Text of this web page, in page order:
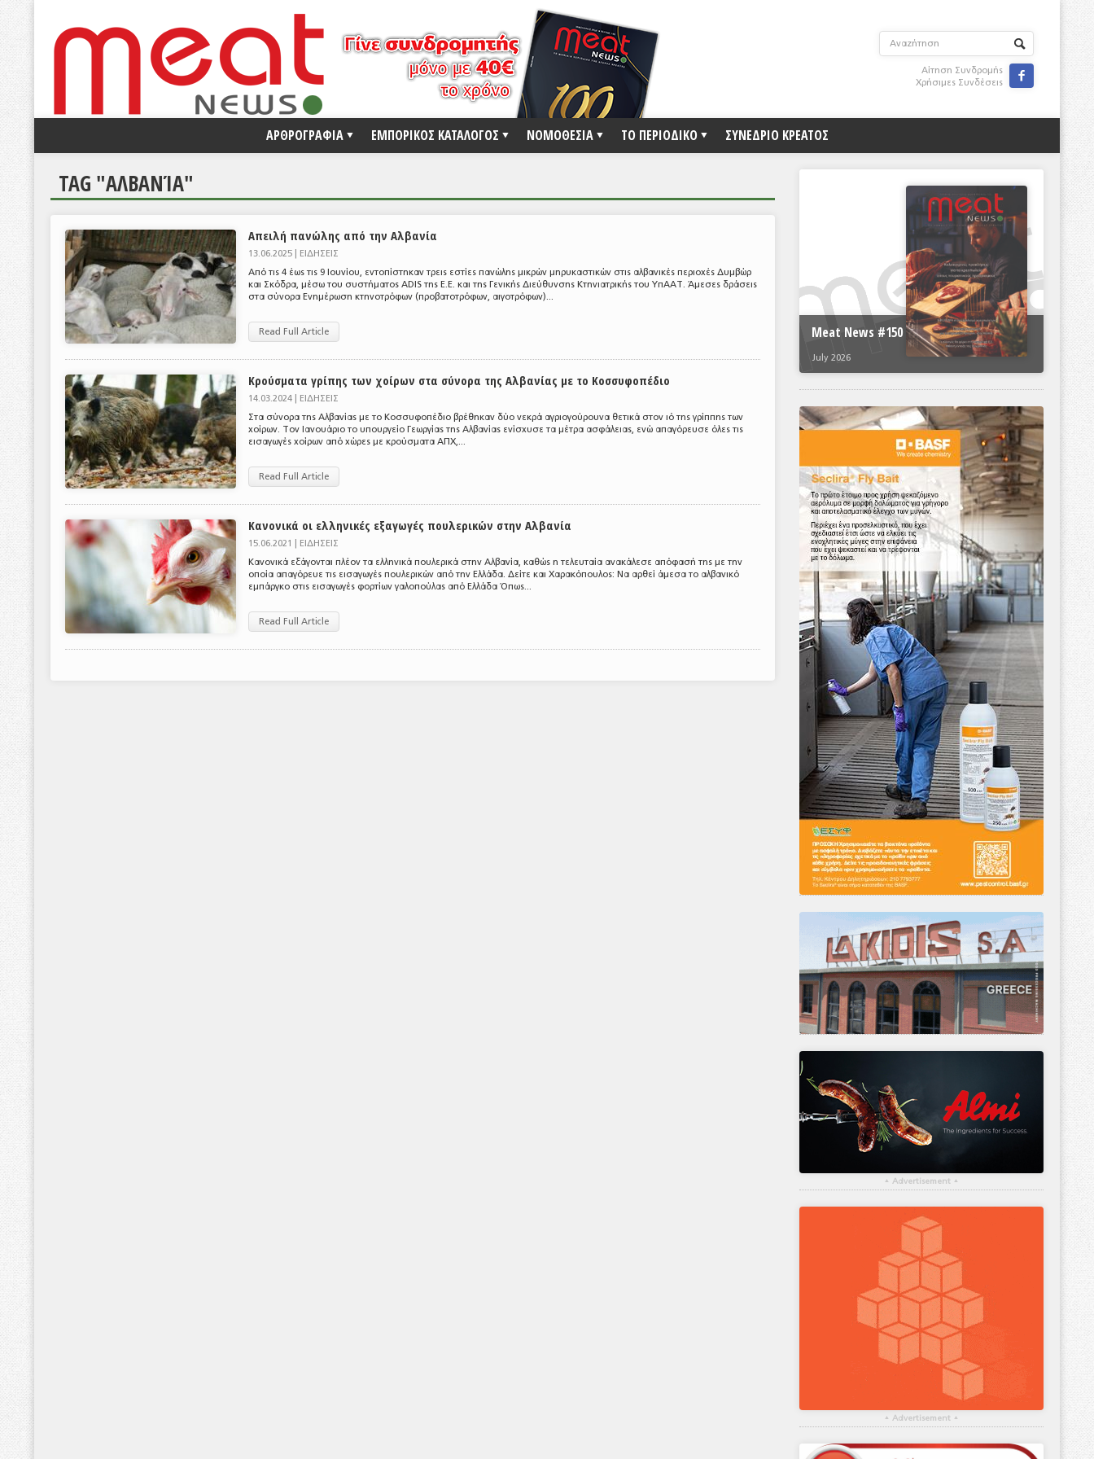
Αίτηση Συνδρομής
Χρήσιμες Συνδέσεις

ΑΡΘΡΟΓΡΑΦΙΑ ΕΜΠΟΡΙΚΟΣ ΚΑΤΑΛΟΓΟΣ ΝΟΜΟΘΕΣΙΑ ΤΟ ΠΕΡΙΟΔΙΚΟ ΣΥΝΕΔΡΙΟ ΚΡΕΑΤΟΣ
TAG "ΑΛΒΑΝΊΑ"
Απειλή πανώλης από την Αλβανία
13.06.2025 | ΕΙΔΗΣΕΙΣ
Από τις 4 έως τις 9 Ιουνίου, εντοπίστηκαν τρεις εστίες πανώλης μικρών μηρυκαστικών στις αλβανικές περιοχές Δυμβώρ
και Σκόδρα, μέσω του συστήματος ADIS της Ε.Ε. και της Γενικής Διεύθυνσης Κτηνιατρικής του ΥπΑΑΤ. Άμεσες δράσεις
στα σύνορα Ενημέρωση κτηνοτρόφων (προβατοτρόφων, αιγοτρόφων)...
Read Full Article
Κρούσματα γρίπης των χοίρων στα σύνορα της Αλβανίας με το Κοσσυφοπέδιο
14.03.2024 | ΕΙΔΗΣΕΙΣ
Στα σύνορα της Αλβανίας με το Κοσσυφοπέδιο βρέθηκαν δύο νεκρά αγριογούρουνα θετικά στον ιό της γρίππης των
χοίρων. Toν Ιανουάριο το υπουργείο Γεωργίας της Αλβανίας ενίσχυσε τα μέτρα ασφάλειας, ενώ απαγόρευσε όλες τις
εισαγωγές χοίρων από χώρες με κρούσματα ΑΠΧ,...
Read Full Article
Κανονικά οι ελληνικές εξαγωγές πουλερικών στην Αλβανία
15.06.2021 | ΕΙΔΗΣΕΙΣ
Κανονικά εξάγονται πλέον τα ελληνικά πουλερικά στην Αλβανία, καθώς η τελευταία ανακάλεσε απόφασή της με την
οποία απαγόρευε τις εισαγωγές πουλερικών από την Ελλάδα. Δείτε και Χαρακόπουλος: Να αρθεί άμεσα το αλβανικό
εμπάργκο στις εισαγωγές φορτίων γαλοπούλας από Ελλάδα Όπως...
Read Full Article
Meat News #150
July 2026
▴ Advertisement ▴
▴ Advertisement ▴